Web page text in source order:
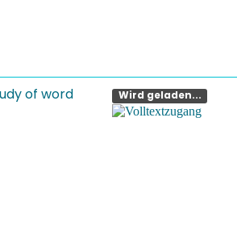
of word
Wird geladen...